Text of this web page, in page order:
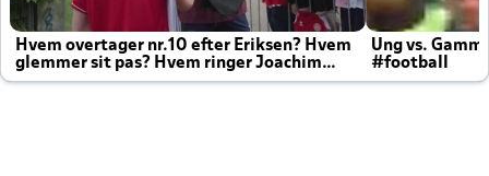
Hvem overtager nr.10 efter Eriksen? Hvem
glemmer sit pas? Hvem ringer Joachim
altid til efter kampe?
Ung vs.
#football